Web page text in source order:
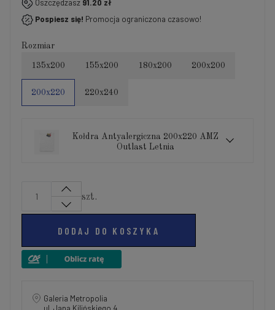
wyświetlana jest najniższa cena od momentu, kiedy
produkt pojawił się w sprzedaży.
Oszczędzasz 91.20 zł
Pospiesz się! Promocja ograniczona czasowo!
Rozmiar
135x200 155x200 180x200 200x200
200x220 220x240
Kołdra Antyalergiczna 200x220 AMZ
Outlast Letnia
szt.
DODAJ DO KOSZYKA
Galeria Metropolia